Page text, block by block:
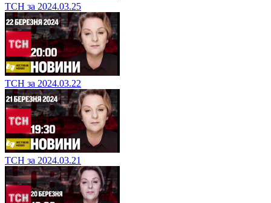
ТСН за 2024.03.25
ТСН за 2024.03.22
ТСН за 2024.03.21